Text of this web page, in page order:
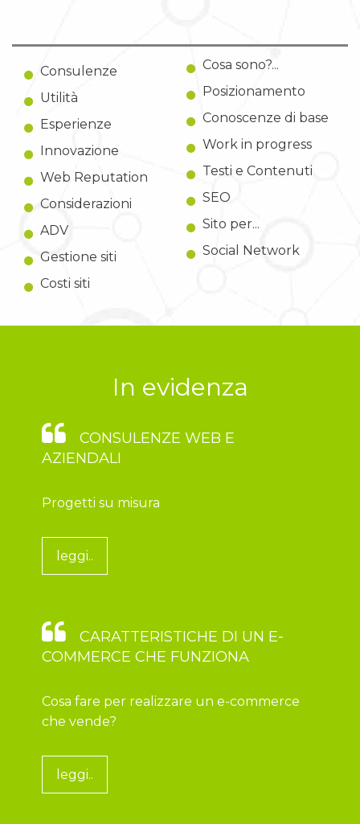
Consulenze
Utilità
Esperienze
Innovazione
Web Reputation
Considerazioni
ADV
Gestione siti
Costi siti
Cosa sono?...
Posizionamento
Conoscenze di base
Work in progress
Testi e Contenuti
SEO
Sito per...
Social Network
In evidenza
CONSULENZE WEB E
AZIENDALI
Progetti su misura
leggi..
CARATTERISTICHE DI UN E-
COMMERCE CHE FUNZIONA
Cosa fare per realizzare un e-commerce
che vende?
leggi..